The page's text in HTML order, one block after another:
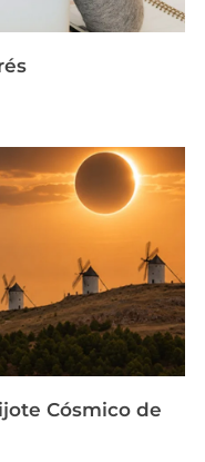
Cósmico de